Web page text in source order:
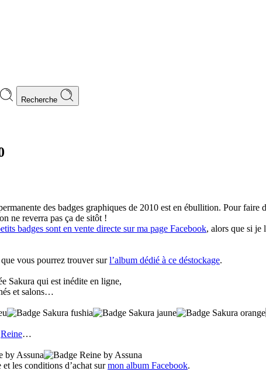
Recherche
des badges graphiques de 2010 est en ébullition. Pour
ne reverra pas ça de sitôt !
badges sont en vente directe sur ma page Facebook, alors que si je
vous pourrez trouver surl’album dédié à ce déstockage.
Sakura qui est inédite en ligne,
et salons…
Reine…
les conditions d’achat surmon album Facebook.